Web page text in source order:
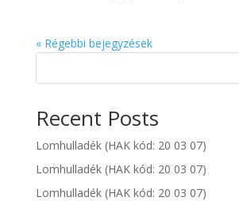
« Régebbi bejegyzések
Recent Posts
Lomhulladék (HAK kód: 20 03 07)
Lomhulladék (HAK kód: 20 03 07)
Lomhulladék (HAK kód: 20 03 07)